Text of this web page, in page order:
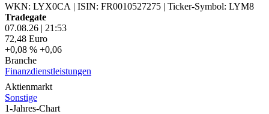
WKN: LYX0CA | ISIN: FR0010527275 | Ticker-Symbol: LYM8
Tradegate
07.08.26 | 21:53
72,48 Euro
+0,08 % +0,06
Branche
Finanzdienstleistungen
Aktienmarkt
Sonstige
1-Jahres-Chart